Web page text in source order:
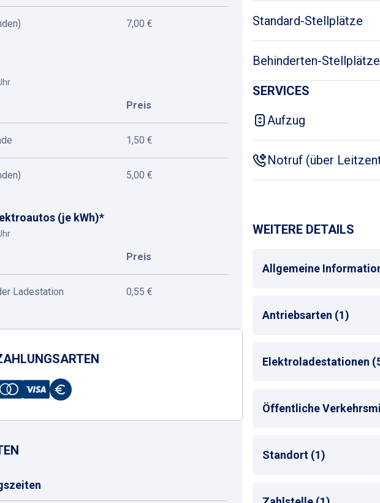
7,00 €
Preis
1,50 €
5,00 €
(je kWh)*
Preis
Ladestation 0,55 €
Standard-Stellplätze
Behinderten-Stellplätze
SERVICES
Aufzug
Notruf (über
WEITERE DETAILS
Allgemeine
Max. Parkdauer : max. 30
Antriebsarten (1)
Elektroladestationen
Ladestation (Betreiber)
E-Ladestationen
Öffentliche
Bus-Haltestelle
S-Bahn-Haltestelle
Standort (1)
Shopping-Center